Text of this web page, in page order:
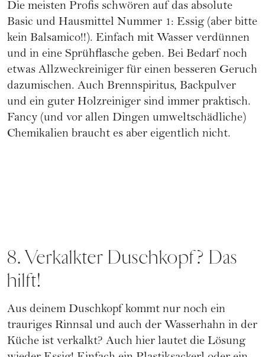
Die meisten Profis schwören auf das absolute
Basic und Hausmittel Nummer 1: Essig (aber bitte
kein Balsamico!!). Einfach mit Wasser verdünnen
und in eine Sprühflasche geben. Bei Bedarf noch
etwas Allzweckreiniger für einen besseren Geruch
dazumischen. Auch Brennspiritus, Backpulver
und ein guter Holzreiniger sind immer praktisch.
Fancy (und vor allen Dingen umweltschädliche)
Chemikalien braucht es aber eigentlich nicht.
8. Verkalkter Duschkopf? Das
hilft!
Aus deinem Duschkopf kommt nur noch ein
trauriges Rinnsal und auch der Wasserhahn in der
Küche ist verkalkt? Auch hier lautet die Lösung